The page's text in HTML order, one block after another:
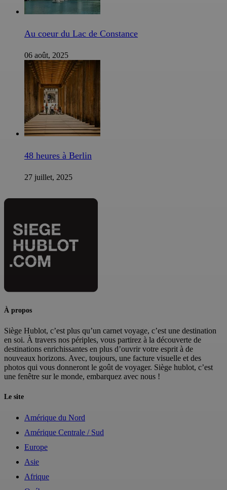
Au coeur du Lac de Constance
06 août, 2025
48 heures à Berlin
27 juillet, 2025
À propos
Siège Hublot, c’est plus qu’un carnet voyage, c’est une destination
en soi. À travers nos périples, vous partirez à la découverte de
destinations enrichissantes en plus d’ouvrir votre esprit à de
nouveaux horizons. Avec, toujours, une facture visuelle et des
photos qui vous donneront le goût de voyager. Siège hublot, c’est
une fenêtre sur le monde, embarquez avec nous !
Le site
Amérique du Nord
Amérique Centrale / Sud
Europe
Asie
Afrique